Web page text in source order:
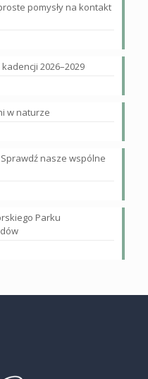
pomysły na kontakt
2026–2029
w naturze
nasze wspólne
Parku